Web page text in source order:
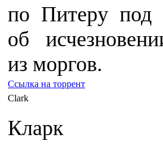
по Питеру под
об
из моргов.
Ссылка на торрент
Clark
Кларк